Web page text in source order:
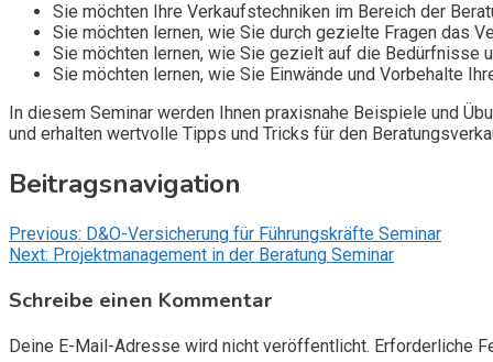
Sie möchten Ihre Verkaufstechniken im Bereich der
Sie möchten lernen, wie Sie durch gezielte Fragen das
Sie möchten lernen, wie Sie gezielt auf die Bedürfnisse
Sie möchten lernen, wie Sie Einwände und Vorbehalte
In diesem Seminar werden Ihnen praxisnahe Beispiele und
und erhalten wertvolle Tipps und Tricks für den
Beitragsnavigation
Previous: D&O-Versicherung für Führungskräfte Seminar
Next: Projektmanagement in der Beratung Seminar
Schreibe einen Kommentar
Deine E-Mail-Adresse wird nicht veröffentlicht. Erforderliche